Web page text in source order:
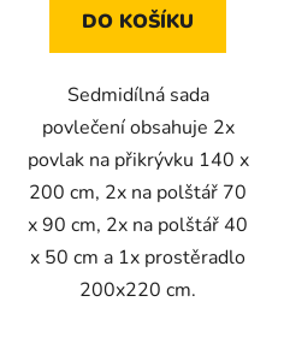
DO KOŠÍKU
Sedmidílná sada
povlečení obsahuje 2x
povlak na přikrývku 140 x
200 cm, 2x na polštář 70
x 90 cm, 2x na polštář 40
x 50 cm a 1x prostěradlo
200x220 cm.